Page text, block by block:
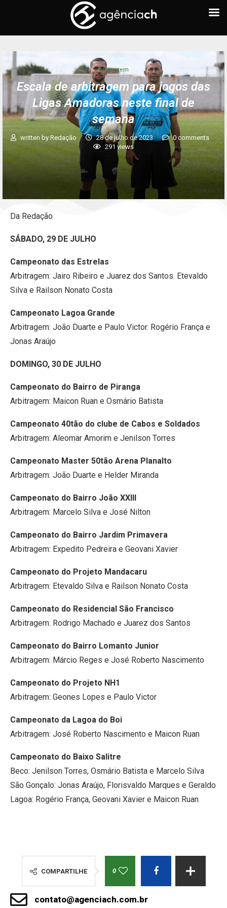
Arbitragem
Escala de arbitragem para jogos das
Ligas Amadoras neste final de
semana
written by Redação 28 de julho de 2023
0 comments
291 views
Da Redação
SÁBADO, 29 DE JULHO
Campeonato das Estrelas
Arbitragem: Jairo Ribeiro e Juarez dos Santos. Etevaldo
Silva e Railson Nonato Costa
Campeonato Lagoa Grande
Arbitragem: João Duarte e Paulo Victor. Rogério França e
Jonas Araújo
DOMINGO, 30 DE JULHO
Campeonato do Bairro de Piranga
Arbitragem: Maicon Ruan e Osmário Batista
Campeonato 40tão do clube de Cabos e Soldados
Arbitragem: Aleomar Amorim e Jenilson Torres
Campeonato Master 50tão Arena Planalto
Arbitragem: João Duarte e Helder Miranda
Campeonato do Bairro João XXIII
Arbitragem: Marcelo Silva e José Nilton
Campeonato do Bairro Jardim Primavera
Arbitragem: Expedito Pedreira e Geovani Xavier
Campeonato do Projeto Mandacaru
Arbitragem: Etevaldo Silva e Railson Nonato Costa
Campeonato do Residencial São Francisco
Arbitragem: Rodrigo Machado e Juarez dos Santos
Campeonato do Bairro Lomanto Junior
Arbitragem: Márcio Reges e José Roberto Nascimento
Campeonato do Projeto NH1
Arbitragem: Geones Lopes e Paulo Victor
Campeonato da Lagoa do Boi
Arbitragem: José Roberto Nascimento e Maicon Ruan
Campeonato do Baixo Salitre
Beco: Jenilson Torres, Osmário Batista e Marcelo Silva
São Gonçalo: Jonas Araújo, Florisvaldo Marques e Geraldo
Lagoa: Rogério França, Geovani Xavier e Maicon Ruan
COMPARTILHE 0
contato@agenciach.com.br